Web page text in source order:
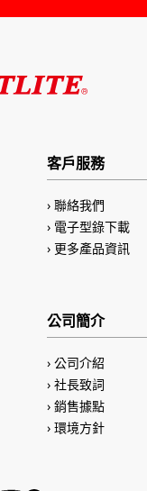
客戶服務
聯絡我們
電子型錄下載
更多產品資訊
公司簡介
公司介紹
社長致詞
銷售據點
環境方針